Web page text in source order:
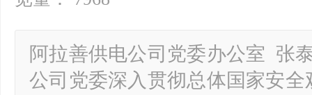
阿拉善供电公司党委办公室 张
公司党委深入贯彻总体国家安